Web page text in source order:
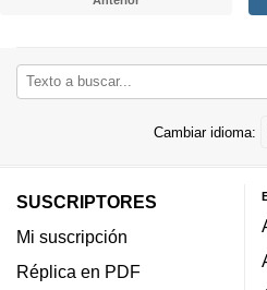
Cambiar idioma:
SUSCRIPTORES
Mi suscripción
Réplica en PDF